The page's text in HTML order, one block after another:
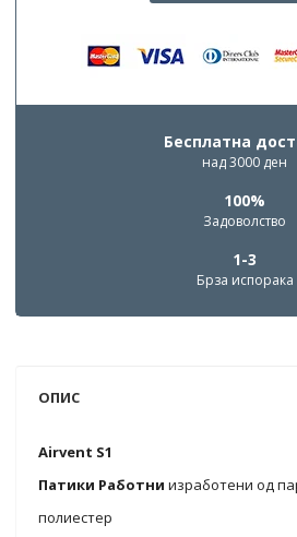
Бесплатна
над 3000 ден
100%
Задоволство
1-3
Брза испорака
ОПИС
Airvent S1
Патики Работниизработени од
полиестер